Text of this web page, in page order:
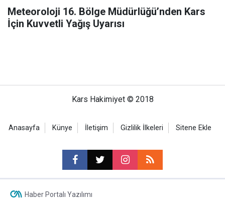
Meteoroloji 16. Bölge Müdürlüğü’nden Kars
İçin Kuvvetli Yağış Uyarısı
Kars Hakimiyet © 2018
Anasayfa Künye İletişim Gizlilik İlkeleri Sitene Ekle
Haber Portalı Yazılımı